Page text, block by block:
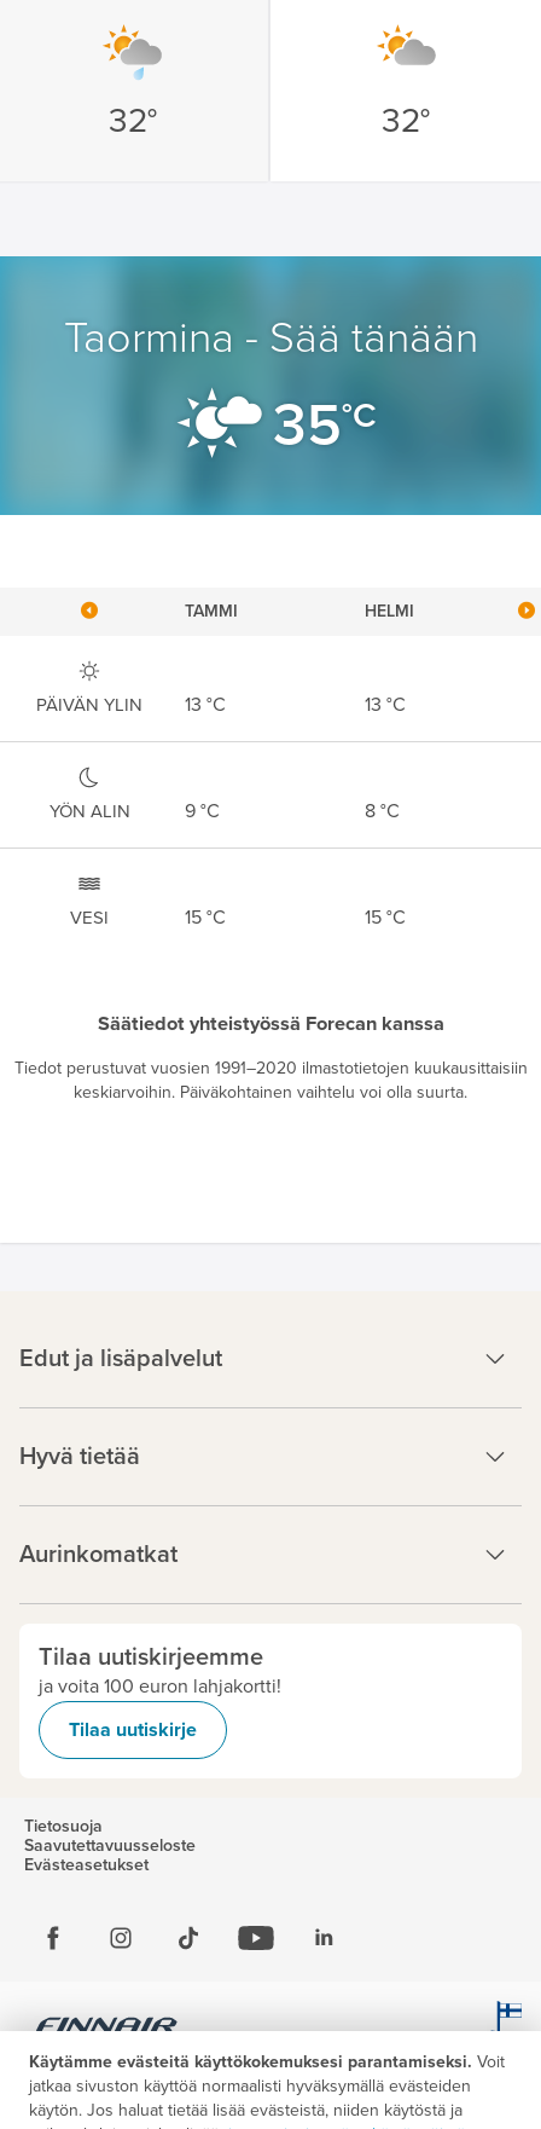
32° 32°
Taormina - Sää tänään
35°C
TAMMI HELMI
PÄIVÄN YLIN 13 °C 13 °C
YÖN ALIN 9 °C 8 °C
VESI 15 °C 15 °C
Säätiedot yhteistyössä Forecan kanssa
Tiedot perustuvat vuosien 1991–2020 ilmastotietojen kuukausittaisiin
keskiarvoihin. Päiväkohtainen vaihtelu voi olla suurta.
Edut ja lisäpalvelut
Hyvä tietää
Aurinkomatkat
Tilaa uutiskirjeemme
ja voita 100 euron lahjakortti!
Tilaa uutiskirje
Tietosuoja
Saavutettavuusseloste
Evästeasetukset
Käytämme evästeitä käyttökokemuksesi parantamiseksi. Voit
jatkaa sivuston käyttöä normaalisti hyväksymällä evästeiden
käytön. Jos haluat tietää lisää evästeistä, niiden käytöstä ja